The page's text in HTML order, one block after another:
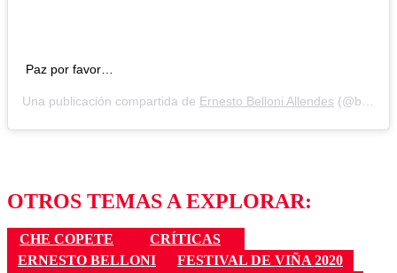
Paz por favor…
Una publicación compartida de Ernesto Belloni Allendes (@belloniernesto) el
OTROS TEMAS A EXPLORAR:
CHE COPETE
CRÍTICAS
ERNESTO BELLONI
FESTIVAL DE VIÑA 2020